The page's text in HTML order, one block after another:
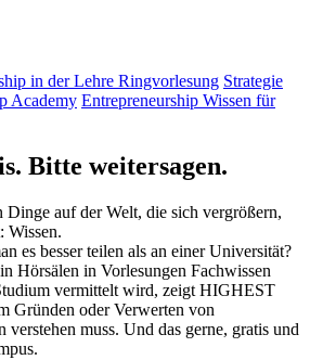
in der Lehre Ringvorlesung Strategie
Academy Entrepreneurship Wissen für
Bitte weitersagen.
Dinge auf der Welt, die sich vergrößern,
Wissen.
es besser teilen als an einer Universität?
Hörsälen in Vorlesungen Fachwissen
vermittelt wird, zeigt HIGHEST
Gründen oder Verwerten von
verstehen muss. Und das gerne, gratis und